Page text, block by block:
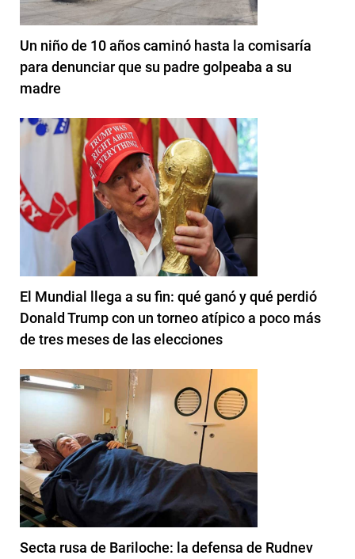
Un niño de 10 años caminó hasta la comisaría
para denunciar que su padre golpeaba a su
madre
El Mundial llega a su fin: qué ganó y qué perdió
Donald Trump con un torneo atípico a poco más
de tres meses de las elecciones
Secta rusa de Bariloche: la defensa de Rudnev